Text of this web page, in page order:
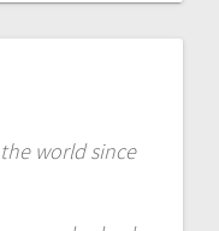
world since